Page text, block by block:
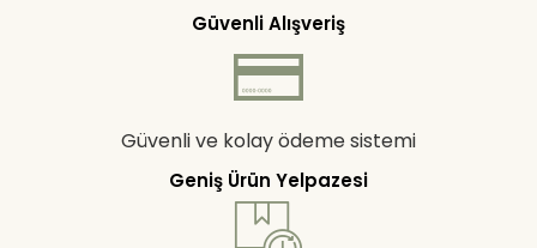
Güvenli Alışveriş
Güvenli ve kolay ödeme sistemi
Geniş Ürün Yelpazesi